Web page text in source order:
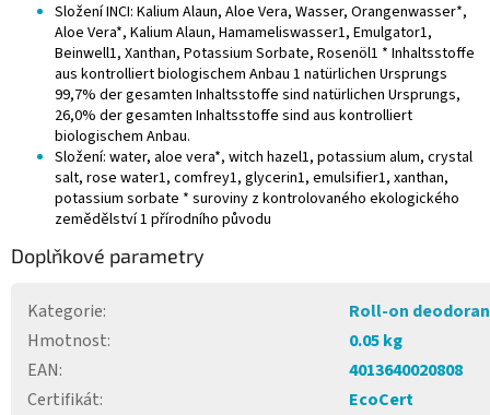
Složení INCI: Kalium Alaun, Aloe Vera, Wasser, Orangenwasser*,
Aloe Vera*, Kalium Alaun, Hamameliswasser1, Emulgator1,
Beinwell1, Xanthan, Potassium Sorbate, Rosenöl1 * Inhaltsstoffe
aus kontrolliert biologischem Anbau 1 natürlichen Ursprungs
99,7% der gesamten Inhaltsstoffe sind natürlichen Ursprungs,
26,0% der gesamten Inhaltsstoffe sind aus kontrolliert
biologischem Anbau.
Složení: water, aloe vera*, witch hazel1, potassium alum, crystal
salt, rose water1, comfrey1, glycerin1, emulsifier1, xanthan,
potassium sorbate * suroviny z kontrolovaného ekologického
zemědělství 1 přírodního původu
Doplňkové parametry
Kategorie:
Roll-on
Hmotnost:
0.05 kg
EAN:
4013640020808
Certifikát:
EcoCert